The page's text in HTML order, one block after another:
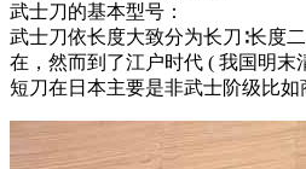
武士刀的基本型号：
武士刀依长度大致分为长刀∶长度
在，然而到了江户时代 ( 我国明末
短刀在日本主要是非武士阶级比